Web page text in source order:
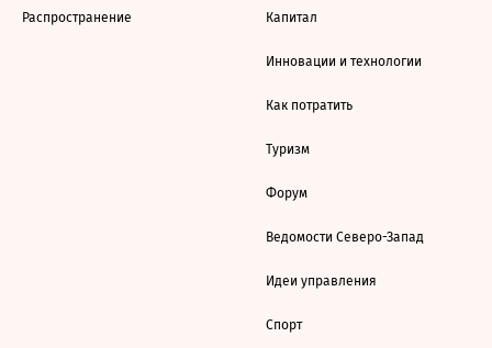
Распространение Капитал
Инновации и технологии
Как потратить
Туризм
Форум
Ведомости Северо-Запад
Идеи управления
Спорт